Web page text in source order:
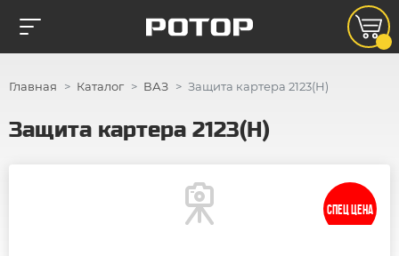
Главная Каталог ВАЗ Защита картера 2123(Н)
Защита картера 2123(Н)
СПЕЦ ЦЕНА